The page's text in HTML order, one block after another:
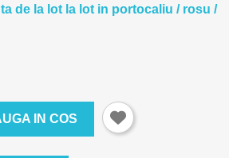
de la lot la lot in portocaliu / rosu /
IN COS